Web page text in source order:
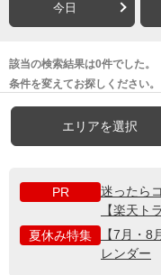
今日
該当の検索結果は0件でした。
条件を変えてお探しください。
エリアを選択
PR
迷ったら
【楽天ト
夏休み特集
【7月・
レンダー